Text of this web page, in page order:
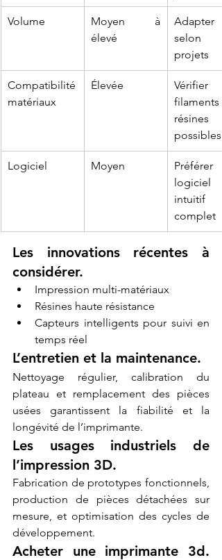
Volume
Moyen à
élevé
Adapter
selon
projets
Compatibilité
matériaux
Élevée
Vérifier
résines
possibles
Logiciel Moyen
logiciel
intuitif
complet
Les innovations récentes à
considérer.
Impression multi-matériaux
Résines haute résistance
Capteurs intelligents pour suivi en
temps réel
L’entretien et la maintenance.
Nettoyage régulier, calibration du
plateau et remplacement des pièces
usées garantissent la fiabilité et la
longévité de l’imprimante.
Les usages industriels de
l’impression 3D.
Fabrication de prototypes fonctionnels,
production de pièces détachées sur
mesure, et optimisation des cycles de
développement.
Acheter une imprimante 3d.